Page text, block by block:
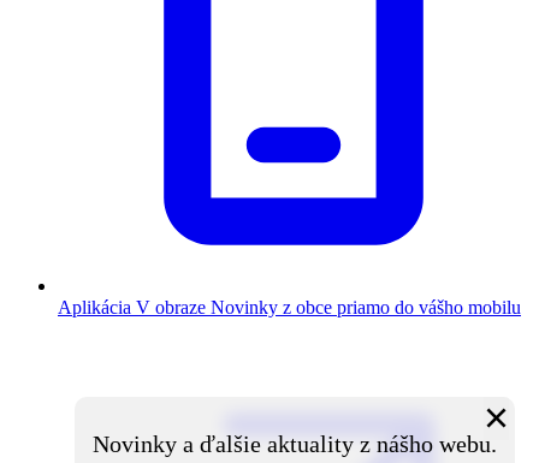
Aplikácia V obraze Novinky z obce priamo do vášho mobilu
Novinky a ďalšie aktuality z nášho webu.
×